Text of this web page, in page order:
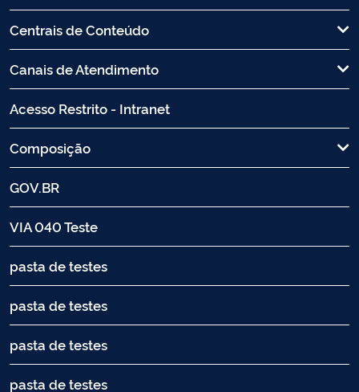
Centrais de Conteúdo
Canais de Atendimento
Acesso Restrito - Intranet
Composição
GOV.BR
VIA 040 Teste
pasta de testes
pasta de testes
pasta de testes
pasta de testes